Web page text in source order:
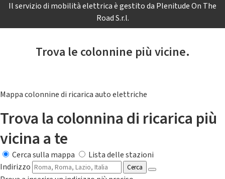
Il servizio di mobilità elettrica è gestito da Plenitude On The
Road S.r.l.
Trova le colonnine più vicine.
Mappa colonnine di ricarica auto elettriche
Trova la colonnina di ricarica più
vicina a te
Cerca sulla mappa
Lista delle stazioni
Indirizzo
Cerca